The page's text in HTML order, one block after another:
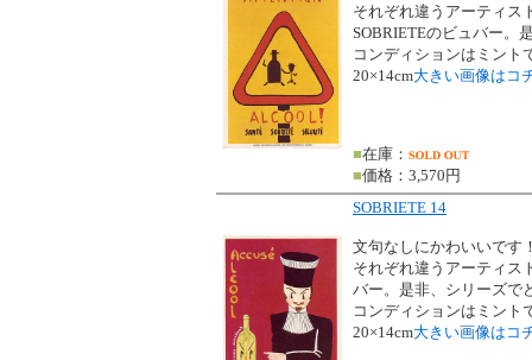
それぞれ違うアーティス
SOBRIETEのビュバー。
コンディションはミント
20×14cm大きい画像はコ
■在庫：
■価格：3,570円
SOBRIETE 14
文句なしにかわいいです
それぞれ違うアーティス
バー。是非、シリーズで
コンディションはミント
20×14cm大きい画像はコ